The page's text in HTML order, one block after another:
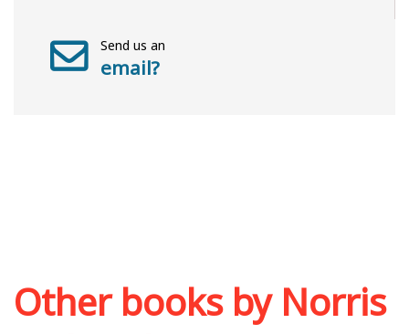
Send us an
email?
Other books by Norris